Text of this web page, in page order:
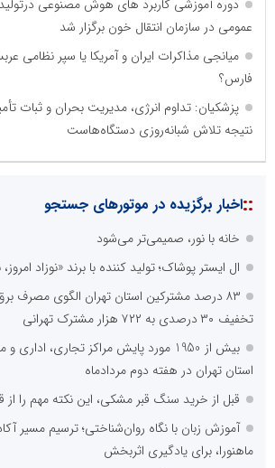
دوره آموزشی کاربرد های هوش مصنوعی درتولید
عمومی در سازمان انتقال خون برگزار شد
میانجی مذاکرات ایران و آمریکا یا سپر نظامی
فارس؟
پزشکیان: تداوم انرژی، مدیریت بحران و ثبات
نتیجه تلاش شبانه‌روزی دستگاه‌هاست
::اخبار برگزیده در موتورهای جستجو
خانه با نور، صمیمی‌تر می‌شود
ال ایستر پوشاک؛ تولید کننده با برند «نوزاد امروز،
۸۳ درصد مشترکین استان تهران الگوی مصرف
تخفیف ۳۰ درصدی به ۷۲۲ هزار مشترک تهرانی
بیش از 1950 مورد پایش مراکز تجاری،
استان تهران در هفته دوم مردادماه
قبل از خرید سنگ قبر مشکی، این نکته مهم را از
آموزش زبان با نگاه روان‌شناختی؛ ترسیم مسیر
ماهنورا، برای یادگیری اثربخش